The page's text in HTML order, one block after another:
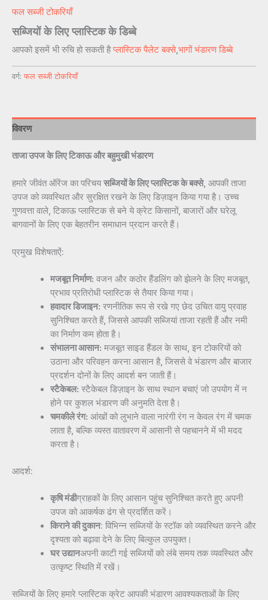
फल सब्जी टोकरियाँ
सब्जियों के लिए प्लास्टिक के डिब्बे
आपको इसमें भी रुचि हो सकती हैप्लास्टिक पैलेट बक्से,भागों भंडारण डिब्बे
वर्ग: फल सब्जी टोकरियाँ
विवरण
ताजा उपज के लिए टिकाऊ और बहुमुखी भंडारण
हमारे जीवंत ऑरेंज का परिचयसब्जियों के लिए प्लास्टिक के बक्से, आपकी ताजा
उपज को व्यवस्थित और सुरक्षित रखने के लिए डिज़ाइन किया गया है। उच्च
गुणवत्ता वाले, टिकाऊ प्लास्टिक से बने ये क्रेट किसानों, बाजारों और घरेलू
बागवानों के लिए एक बेहतरीन समाधान प्रदान करते हैं।
प्रमुख विशेषताऐं:
मजबूत निर्माण: वजन और कठोर हैंडलिंग को झेलने के लिए मजबूत,
प्रभाव प्रतिरोधी प्लास्टिक से तैयार किया गया।
हवादार डिजाइन: रणनीतिक रूप से रखे गए छेद उचित वायु प्रवाह
सुनिश्चित करते हैं, जिससे आपकी सब्जियां ताजा रहती हैं और नमी
का निर्माण कम होता है।
संभालना आसान: मजबूत साइड हैंडल के साथ, इन टोकरियों को
उठाना और परिवहन करना आसान है, जिससे वे भंडारण और बाजार
प्रदर्शन दोनों के लिए आदर्श बन जाती हैं।
स्टैकेबल: स्टैकेबल डिज़ाइन के साथ स्थान बचाएं जो उपयोग में न
होने पर कुशल भंडारण की अनुमति देता है।
चमकीले रंग: आंखों को लुभाने वाला नारंगी रंग न केवल रंग में चमक
लाता है, बल्कि व्यस्त वातावरण में आसानी से पहचानने में भी मदद
करता है।
आदर्श:
कृषि मंडीग्राहकों के लिए आसान पहुंच सुनिश्चित करते हुए अपनी
उपज को आकर्षक ढंग से प्रदर्शित करें।
किराने की दुकान: विभिन्न सब्जियों के स्टॉक को व्यवस्थित करने और
दृश्यता को बढ़ावा देने के लिए बिल्कुल उपयुक्त।
घर उद्यानअपनी काटी गई सब्जियों को लंबे समय तक व्यवस्थित और
उत्कृष्ट स्थिति में रखें।
सब्जियों के लिए हमारे प्लास्टिक क्रेट आपकी भंडारण आवश्यकताओं के लिए